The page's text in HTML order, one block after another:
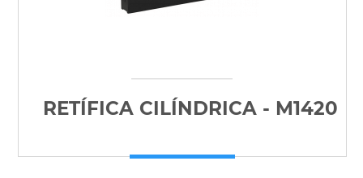
RETÍFICA CILÍNDRICA - M1420